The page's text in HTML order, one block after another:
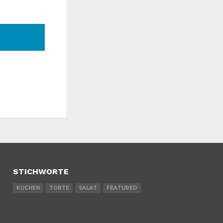
STICHWORTE
KUCHEN TORTE SALAT FEATURED